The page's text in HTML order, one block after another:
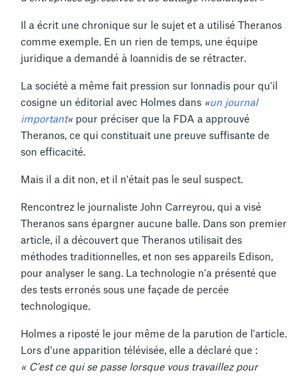
Il a écrit une chronique sur le sujet et a utilisé Theranos
comme exemple. En un rien de temps, une équipe
juridique a demandé à Ioannidis de se rétracter.
La société a même fait pression sur Ionnadis pour qu'il
cosigne un éditorial avec Holmes dans «un journal
important« pour préciser que la FDA a approuvé
Theranos, ce qui constituait une preuve suffisante de
son efficacité.
Mais il a dit non, et il n'était pas le seul suspect.
Rencontrez le journaliste John Carreyrou, qui a visé
Theranos sans épargner aucune balle. Dans son premier
article, il a découvert que Theranos utilisait des
méthodes traditionnelles, et non ses appareils Edison,
pour analyser le sang. La technologie n'a présenté que
des tests erronés sous une façade de percée
technologique.
Holmes a riposté le jour même de la parution de l'article.
Lors d'une apparition télévisée, elle a déclaré que :
« C'est ce qui se passe lorsque vous travaillez pour